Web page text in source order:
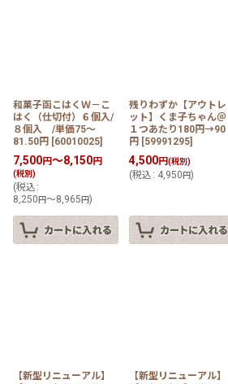
和菓子函こはくＷ－こ
はく（仕切付）６個入/
８個入 /単価75〜
81.50円 [60010025]
7,500円～8,150円
(税別)
(税込 :
8,250 円～8,965 円)
残りわずか【アウトレ
ット】くま子ちゃん＠
１つあたり180円→90
円 [59991295]
4,500円(税別)
(税込 : 4,950 円)
【新型リニューアル】
【新型リニューアル】